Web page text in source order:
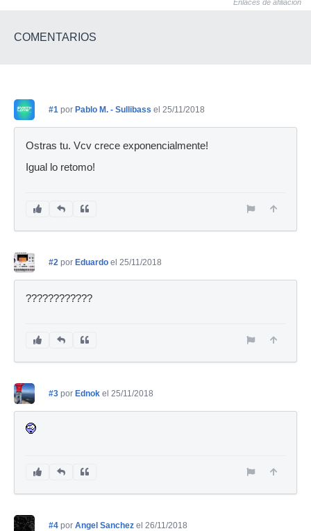
Enlaces de afiliación
COMENTARIOS
#1 por Pablo M. - Sullibass el 25/11/2018
Ostras tu. Vcv crece exponencialmente!
Igual lo retomo!
#2 por Eduardo el 25/11/2018
????????????
#3 por Ednok el 25/11/2018
#4 por Angel Sanchez el 26/11/2018